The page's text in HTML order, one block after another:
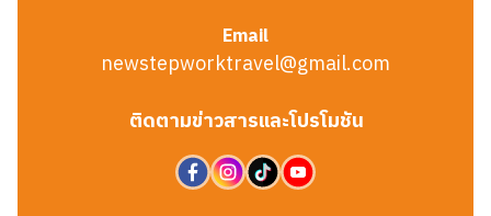
Email
newstepworktravel@gmail.com
ติดตามข่าวสารและโปรโมชัน